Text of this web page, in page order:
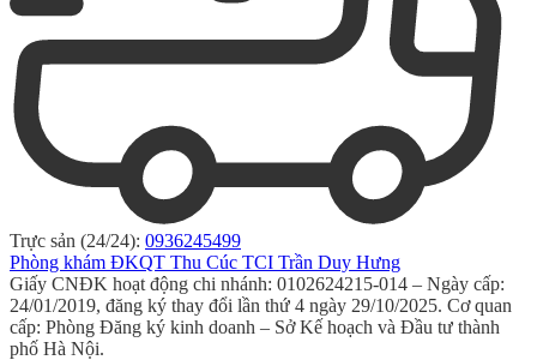
Trực sản (24/24): 0936245499
Phòng khám ĐKQT Thu Cúc TCI Trần Duy Hưng
Giấy CNĐK hoạt động chi nhánh: 0102624215-014 – Ngày cấp:
24/01/2019, đăng ký thay đổi lần thứ 4 ngày 29/10/2025. Cơ quan
cấp: Phòng Đăng ký kinh doanh – Sở Kế hoạch và Đầu tư thành
phố Hà Nội.